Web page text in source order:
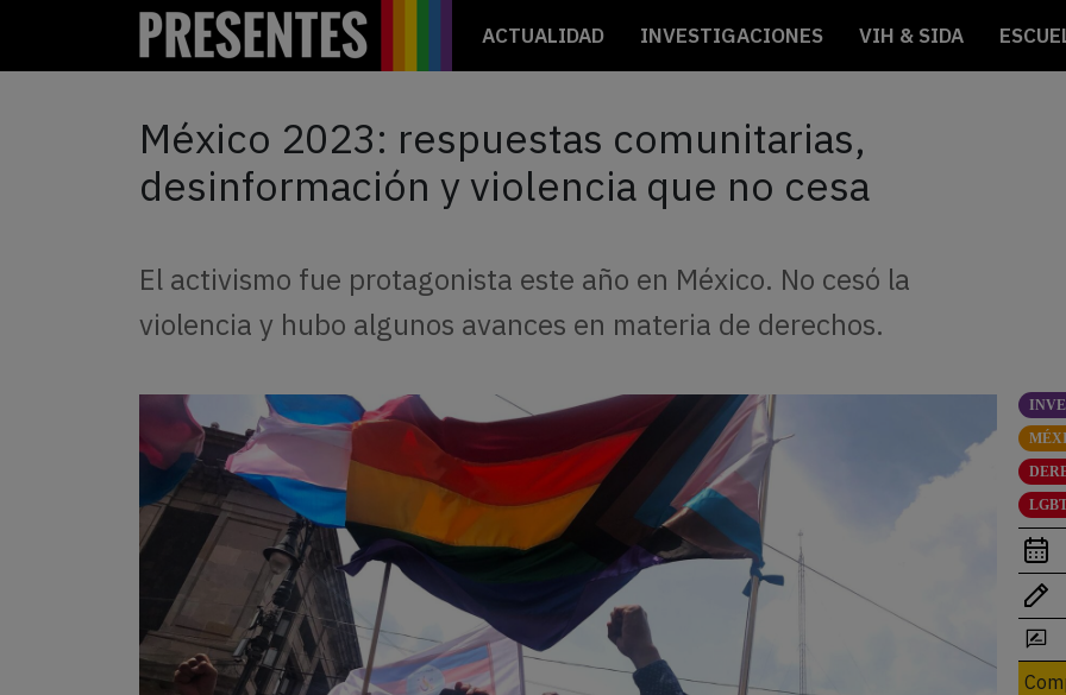
ACTUALIDAD INVESTIGACIONES VIH & SIDA
México 2023: respuestas comunitarias,
desinformación y violencia que no cesa
El activismo fue protagonista este año en México. No cesó la
violencia y hubo algunos avances en materia de derechos.